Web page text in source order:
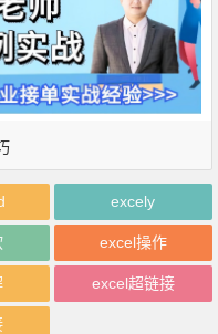
excely
excel操作
excel超链接